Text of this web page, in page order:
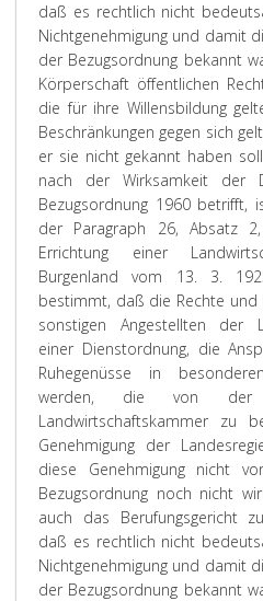
daß es rechtlich nicht
Nichtgenehmigung und damit
der Bezugsordnung bekannt
Körperschaft öffentlichen
die für ihre Willensbildung
Beschränkungen gegen sich
er sie nicht gekannt haben
nach der Wirksamkeit der
Bezugsordnung 1960 betrifft,
der Paragraph 26, Absatz
Errichtung einer
Burgenland vom 13. 3.
bestimmt, daß die Rechte
sonstigen Angestellten der
einer Dienstordnung, die
Ruhegenüsse in
werden, die von der
Landwirtschaftskammer zu
Genehmigung der
diese Genehmigung nicht
Bezugsordnung noch nicht
auch das Berufungsgericht
daß es rechtlich nicht
Nichtgenehmigung und damit
der Bezugsordnung bekannt